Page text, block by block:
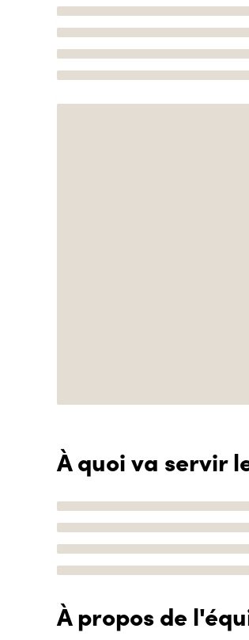
À quoi va servir
À propos de